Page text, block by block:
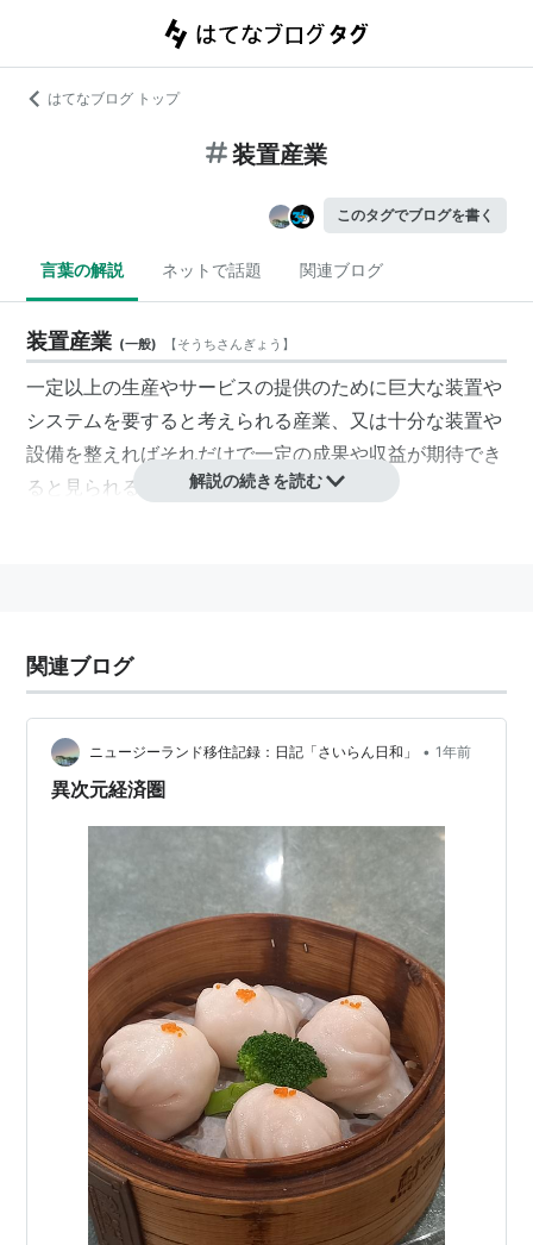
はてなブログ トップ
装置産業
このタグでブログを書く
言葉の解説 ネットで話題 関連ブログ
装置産業 (一般) 【そうちさんぎょう 】
一定以上の生産やサービスの提供のために巨大な装置や
システムを要すると考えられる産業、又は十分な装置や
設備を整えればそれだけで一定の成果や収益が期待でき
ると見られる産業を指す用語。
解説の続きを読む
関連ブログ
ニュージーランド移住記録：日記「さいらん日和」 • 1年前
異次元経済圏